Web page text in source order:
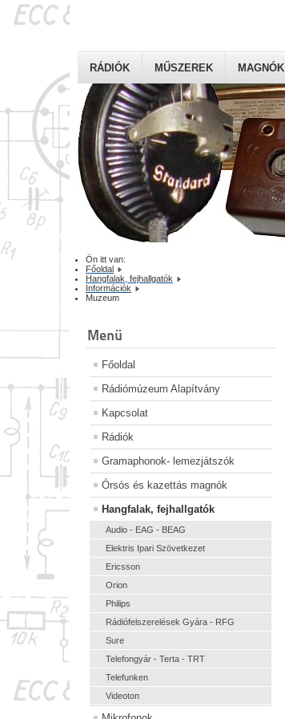
RÁDIÓK MŰSZEREK MAGNÓK
Ön itt van:
Főoldal
Hangfalak, fejhallgatók
Információk
Muzeum
Menü
Főoldal
Rádiómúzeum Alapítvány
Kapcsolat
Rádiók
Gramaphonok- lemezjátszók
Órsós és kazettás magnók
Hangfalak, fejhallgatók
Audio - EAG - BEAG
Elektris Ipari Szövetkezet
Ericsson
Orion
Philips
Rádiófelszerelések Gyára - RFG
Sure
Telefongyár - Terta - TRT
Telefunken
Videoton